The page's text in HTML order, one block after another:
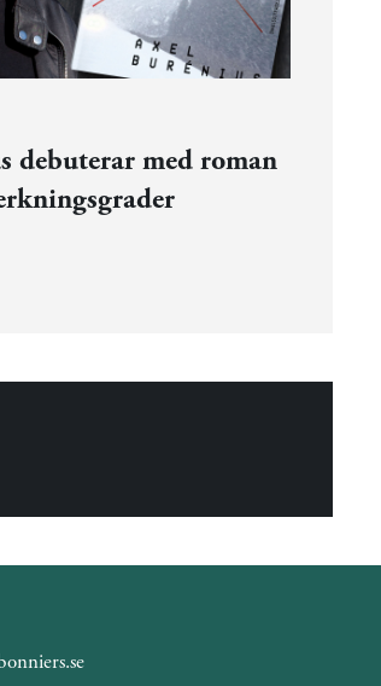
debuterar med roman